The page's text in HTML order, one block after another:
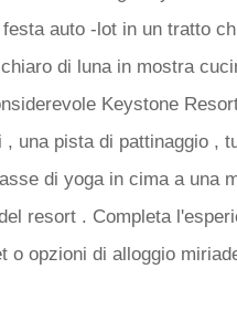
auto -lot in un tratto
di luna in mostra
Keystone
una pista di pattinaggio ,
di yoga in cima a una
resort . Completa
o opzioni di alloggio